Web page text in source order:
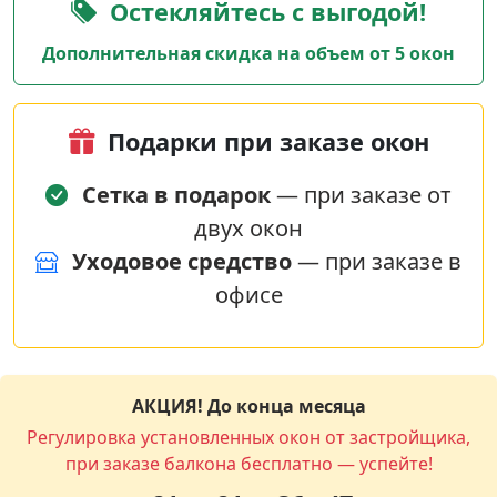
Остекляйтесь с выгодой!
Дополнительная скидка на объем от 5 окон
Подарки при заказе окон
Сетка в подарок— при заказе от
двух окон
Уходовое средство— при заказе в
офисе
АКЦИЯ! До конца месяца
Регулировка установленных окон от застройщика,
при заказе балкона бесплатно — успейте!